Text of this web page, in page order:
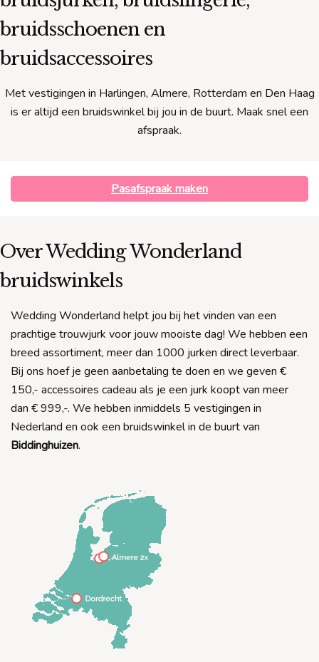
bruidsschoenen en
bruidsaccessoires
Met vestigingen in Harlingen, Almere, Rotterdam en Den Haag
is er altijd een bruidswinkel bij jou in de buurt. Maak snel een
afspraak.
Pasafspraak maken
Over Wedding Wonderland
bruidswinkels
Wedding Wonderland helpt jou bij het vinden van een
prachtige trouwjurk voor jouw mooiste dag! We hebben een
breed assortiment, meer dan 1000 jurken direct leverbaar.
Bij ons hoef je geen aanbetaling te doen en we geven €
150,- accessoires cadeau als je een jurk koopt van meer
dan € 999,-. We hebben inmiddels 5 vestigingen in
Nederland en ook een bruidswinkel in de buurt van
Biddinghuizen.